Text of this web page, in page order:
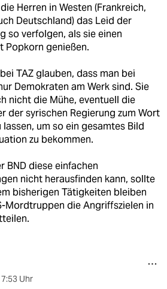
Herren in Westen (Frankreich,
Deutschland) das Leid der
so verfolgen, als sie einen
Popkorn genießen.
TAZ glauben, dass man bei
Demokraten am Werk sind. Sie
nicht die Mühe, eventuell die
der syrischen Regierung zum Wort
lassen, um so ein gesamtes Bild
zu bekommen.
BND diese einfachen
nicht herausfinden kann, sollte
bisherigen Tätigkeiten bleiben
Mordtruppen die Angriffszielen in
Uhr